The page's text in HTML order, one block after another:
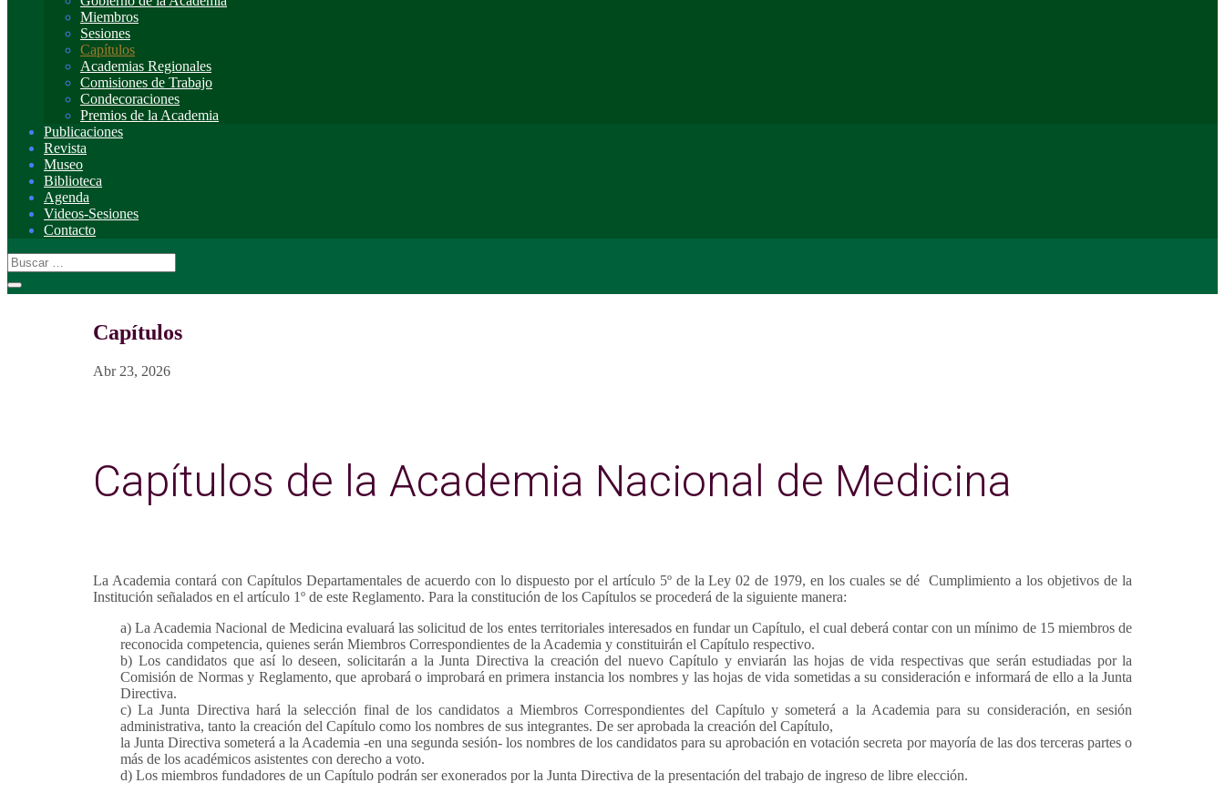
Miembros
Sesiones
Capítulos
Academias Regionales
Comisiones de Trabajo
Condecoraciones
Premios de la Academia
Publicaciones
Revista
Museo
Biblioteca
Agenda
Videos-Sesiones
Contacto
Capítulos
Abr 23, 2026
Capítulos de la Academia Nacional de Medicina
La Academia contará con Capítulos Departamentales de acuerdo con lo dispuesto por el artículo 5º de la Ley 02 de 1979, en los cuales se dé Cumplimiento a los objetivos de la
Institución señalados en el artículo 1º de este Reglamento. Para la constitución de los Capítulos se procederá de la siguiente manera:
a) La Academia Nacional de Medicina evaluará las solicitud de los entes territoriales interesados en fundar un Capítulo, el cual deberá contar con un mínimo de 15 miembros de
reconocida competencia, quienes serán Miembros Correspondientes de la Academia y constituirán el Capítulo respectivo.
b) Los candidatos que así lo deseen, solicitarán a la Junta Directiva la creación del nuevo Capítulo y enviarán las hojas de vida respectivas que serán estudiadas por la
Comisión de Normas y Reglamento, que aprobará o improbará en primera instancia los nombres y las hojas de vida sometidas a su consideración e informará de ello a la Junta
Directiva.
c) La Junta Directiva hará la selección final de los candidatos a Miembros Correspondientes del Capítulo y someterá a la Academia para su consideración, en sesión
administrativa, tanto la creación del Capítulo como los nombres de sus integrantes. De ser aprobada la creación del Capítulo,
la Junta Directiva someterá a la Academia -en una segunda sesión- los nombres de los candidatos para su aprobación en votación secreta por mayoría de las dos terceras partes o
más de los académicos asistentes con derecho a voto.
d) Los miembros fundadores de un Capítulo podrán ser exonerados por la Junta Directiva de la presentación del trabajo de ingreso de libre elección.